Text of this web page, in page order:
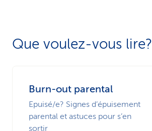
Que voulez-vous lire?
Burn-out parental
Epuisé/e? Signes d’épuisement
parental et astuces pour s’en
sortir